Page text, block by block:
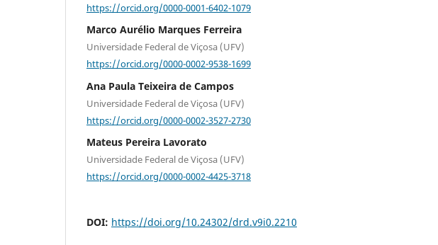
https://orcid.org/0000-0001-6402-1079
Marco Aurélio Marques Ferreira
Universidade Federal de Viçosa (UFV)
https://orcid.org/0000-0002-9538-1699
Ana Paula Teixeira de Campos
Universidade Federal de Viçosa (UFV)
https://orcid.org/0000-0002-3527-2730
Mateus Pereira Lavorato
Universidade Federal de Viçosa (UFV)
https://orcid.org/0000-0002-4425-3718
DOI: https://doi.org/10.24302/drd.v9i0.2210